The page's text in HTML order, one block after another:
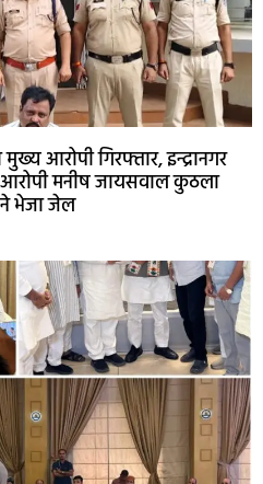
आरोपी गिरफ्तार, इन्द्रानगर
मनीष जायसवाल कुठला
भेजा जेल